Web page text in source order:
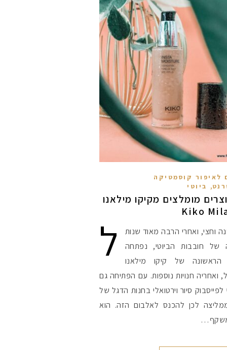
לאיפור קוסמטיקה
, ביוטי
מוצרים מומלצים מקיקו מילאנו
ל
וחצי, ואחרי הרבה מאוד שנות
של חובבות הביוטי, נפתחה
הראשונה של קיקו מילאנו
ואחריה חנויות נוספות. עם הפתיחה גם
לפייסבוק סיור וירטואלי בחנות הדגל של
לכן להכנס לאלבום הזה. הוא